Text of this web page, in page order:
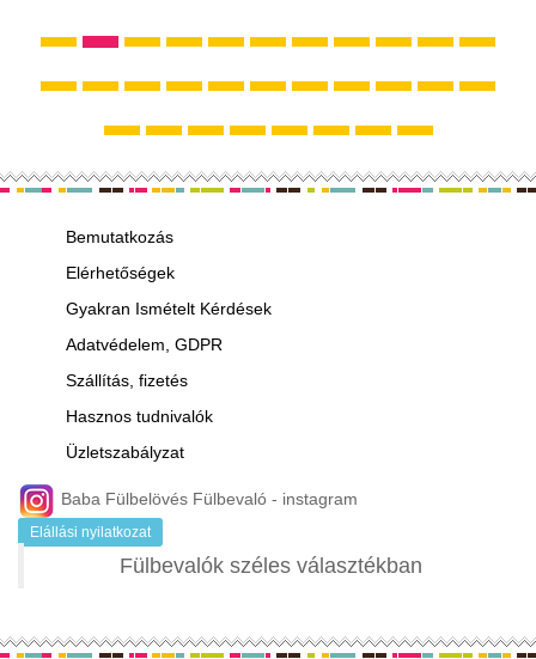
Bemutatkozás
Elérhetőségek
Gyakran Ismételt Kérdések
Adatvédelem, GDPR
Szállítás, fizetés
Hasznos tudnivalók
Üzletszabályzat
Baba Fülbelövés Fülbevaló - instagram
Elállási nyilatkozat
Fülbevalók széles választékban